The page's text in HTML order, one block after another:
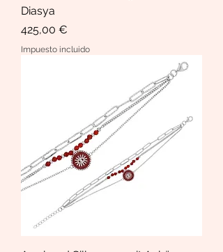
Diasya
Precio
425,00 €
Impuesto incluido